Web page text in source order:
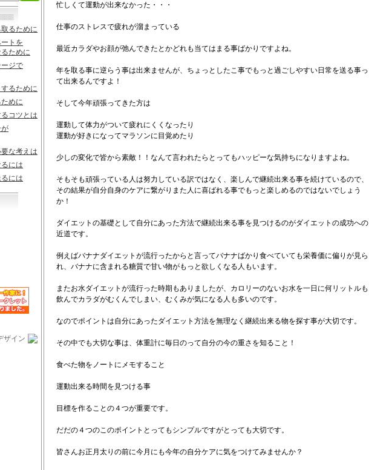
るために
トを
ために
ジで
るために
めに
コツとは
が
な考えは
には
には
ザイン
忙しくて運動が出来なかった・・・
仕事のストレスで疲れが溜まっている
最近カラダやお顔が弛んできたとかどれも当てはまる事ばかりですよね。
年を取る事に逆らう事は出来ませんが、ちょっとしたこ事でもっと過ごしやすい日常を送る事っ
て出来るんですよ！
そして今年頑張ってきた方は
運動して体力がついて疲れにくくなったり
運動が好きになってマラソンに目覚めたり
少しの変化で皆から素敵！！なんて言われたらとってもハッピーな気持ちになりますよね。
そもそも頑張っている人は努力している訳ではなく、楽しんで継続出来る事を続けているので、
その結果が自分自身のケアに繋がりまた人に喜ばれる事でもっと楽しめるのではないでしょう
か！
ダイエットの基礎として自分にあった方法で継続出来る事を見つけるのがダイエットの成功への
近道です。
例えばバナナダイエットが流行ったからと言ってバナナばかり食べていても栄養価に偏りが見ら
れ、バナナに含まれる糖質で甘い物がもっと欲しくなる人もいます。
またお水ダイエットが流行った時期もありましたが、カロリーのないお水を一日に何リットルも
飲んでカラダがむくんでしまい、むくみが気になる人も多いのです。
なのでポイントは自分にあったダイエット方法を無理なく継続出来る物を探す事が大切です。
その中でも大切な事は、体重計に毎日のって自分の今の重さを知ること！
食べた物をノートにメモすること
運動出来る時間を見つける事
目標を作ることの４つが重要です。
だだの４つのこのポイントとってもシンプルですがとっても大切です。
皆さんお正月太りの前に今月にも今年の自分ケアに気をつけてみませんか？